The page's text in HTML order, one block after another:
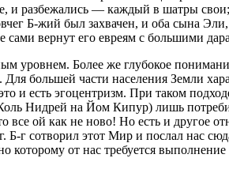
и разбежались — каждый в шатры
Б-жий был захвачен, и оба сына
сами вернут его евреям с большими
уровнем. Более же глубокое
большей части населения Земли
и есть эгоцентризм. При таком
Нидрей на Йом Кипур) лишь
все ой как не ново! Но есть и другое
Б-г сотворил этот Мир и послал нас
которому от нас требуется